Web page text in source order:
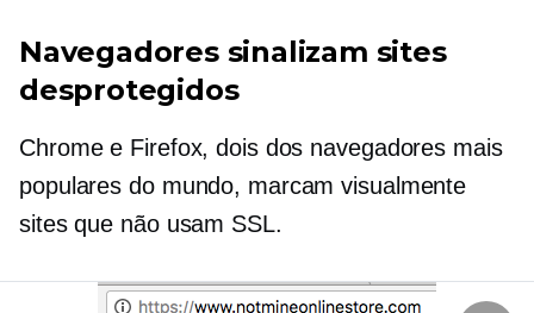
Navegadores sinalizam sites
desprotegidos
Chrome e Firefox, dois dos navegadores mais
populares do mundo, marcam visualmente
sites que não usam SSL.